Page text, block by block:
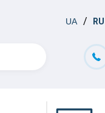
UA RU